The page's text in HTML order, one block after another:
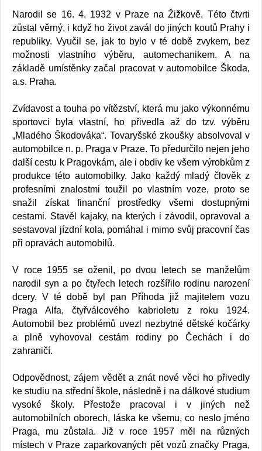
Narodil se 16. 4. 1932 v Praze na Žižkově. Této čtvrti
zůstal věrný, i když ho život zavál do jiných koutů Prahy i
republiky. Vyučil se, jak to bylo v té době zvykem, bez
možnosti vlastního výběru, automechanikem. A na
základě umístěnky začal pracovat v automobilce Škoda,
a.s. Praha.
Zvídavost a touha po vítězství, která mu jako výkonnému
sportovci byla vlastní, ho přivedla až do tzv. výběru
„Mladého Škodováka“. Tovaryšské zkoušky absolvoval v
automobilce n. p. Praga v Praze. To předurčilo nejen jeho
další cestu k Pragovkám, ale i obdiv ke všem výrobkům z
produkce této automobilky. Jako každý mladý člověk z
profesními znalostmi toužil po vlastním voze, proto se
snažil získat finanční prostředky všemi dostupnými
cestami. Stavěl kajaky, na kterých i závodil, opravoval a
sestavoval jízdní kola, pomáhal i mimo svůj pracovní čas
při opravách automobilů.
V roce 1955 se oženil, po dvou letech se manželům
narodil syn a po čtyřech letech rozšířilo rodinu narození
dcery. V té době byl pan Příhoda již majitelem vozu
Praga Alfa, čtyřválcového kabrioletu z roku 1924.
Automobil bez problémů uvezl nezbytné dětské kočárky
a plně vyhovoval cestám rodiny po Čechách i do
zahraničí.
Odpovědnost, zájem vědět a znát nové věci ho přivedly
ke studiu na střední škole, následně i na dálkové studium
vysoké školy. Přestože pracoval i v jiných než
automobilních oborech, láska ke všemu, co neslo jméno
Praga, mu zůstala. Již v roce 1957 měl na různých
místech v Praze zaparkovaných pět vozů značky Praga,